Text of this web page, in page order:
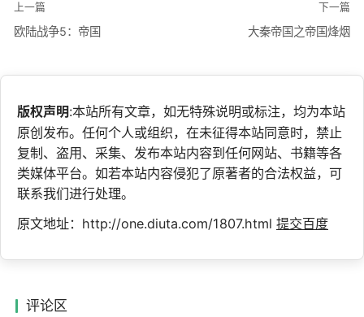
上一篇
欧陆战争5：帝国
下一篇
大秦帝国之帝国烽烟
版权声明:本站所有文章，如无特殊说明或标注，均为本站
原创发布。任何个人或组织，在未征得本站同意时，禁止
复制、盗用、采集、发布本站内容到任何网站、书籍等各
类媒体平台。如若本站内容侵犯了原著者的合法权益，可
联系我们进行处理。
原文地址：http://one.diuta.com/1807.html 提交百度
评论区